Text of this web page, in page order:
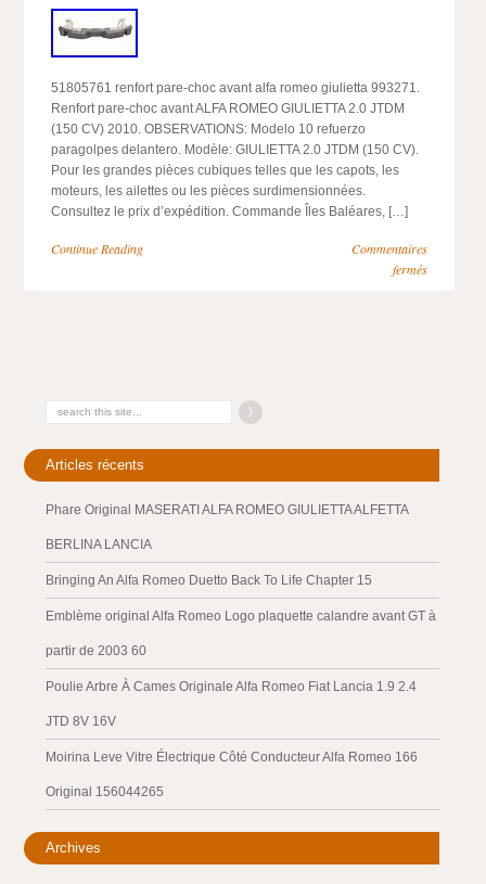
51805761 renfort pare-choc avant alfa romeo giulietta 993271.
Renfort pare-choc avant ALFA ROMEO GIULIETTA 2.0 JTDM
(150 CV) 2010. OBSERVATIONS: Modelo 10 refuerzo
paragolpes delantero. Modèle: GIULIETTA 2.0 JTDM (150 CV).
Pour les grandes pièces cubiques telles que les capots, les
moteurs, les ailettes ou les pièces surdimensionnées.
Consultez le prix d’expédition. Commande Îles Baléares, […]
Continue Reading
Commentaires
fermés
Articles récents
Phare Original MASERATI ALFA ROMEO GIULIETTA ALFETTA
BERLINA LANCIA
Bringing An Alfa Romeo Duetto Back To Life Chapter 15
Emblème original Alfa Romeo Logo plaquette calandre avant GT à
partir de 2003 60
Poulie Arbre À Cames Originale Alfa Romeo Fiat Lancia 1.9 2.4
JTD 8V 16V
Moirina Leve Vitre Électrique Côté Conducteur Alfa Romeo 166
Original 156044265
Archives